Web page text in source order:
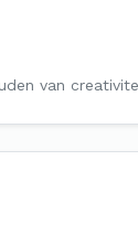
van